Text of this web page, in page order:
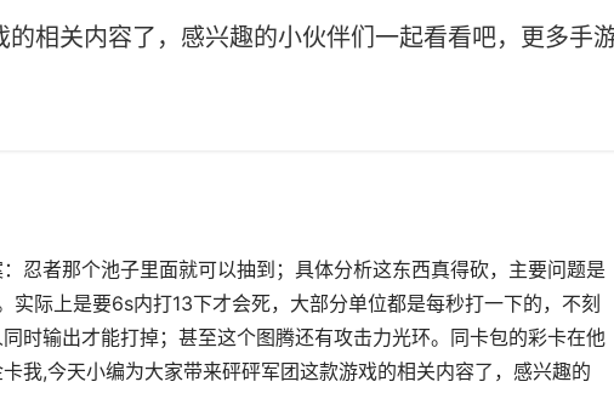
相关内容了，感兴趣的小伙伴们一起看看吧，更多手
忍者那个池子里面就可以抽到；具体分析这东西真得砍，主要问题是
际上是要6s内打13下才会死，大部分单位都是每秒打一下的，不刻
时输出才能打掉；甚至这个图腾还有攻击力光环。同卡包的彩卡在他
我,今天小编为大家带来砰砰军团这款游戏的相关内容了，感兴趣的